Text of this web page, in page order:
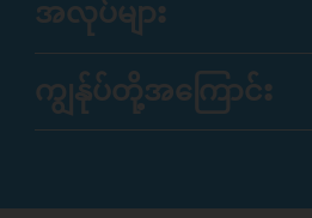
အလုပ်များ
ကျွန်ုပ်တို့အကြောင်း